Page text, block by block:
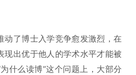
动了博士入学竞争愈发激烈，在
现出优于他人的学术水平才能被
什么读博”这个问题上，大部分